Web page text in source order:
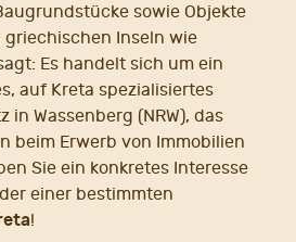
sowie Objekte
Inseln wie
Es handelt sich um ein
auf Kreta spezialisiertes
in Wassenberg (NRW), das
beim Erwerb von Immobilien
Sie ein konkretes Interesse
einer bestimmten
!